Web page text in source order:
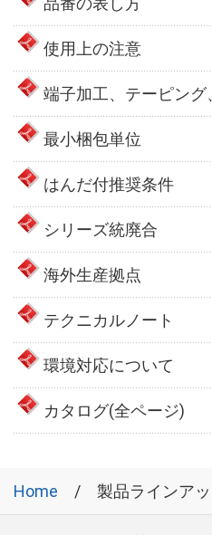
使用上の注意
端子加工、テーピング
最小梱包単位
はんだ付推奨条件
シリーズ統廃合
海外生産拠点
テクニカルノート
環境対応について
カタログ(全ページ)
Home 製品ラインア